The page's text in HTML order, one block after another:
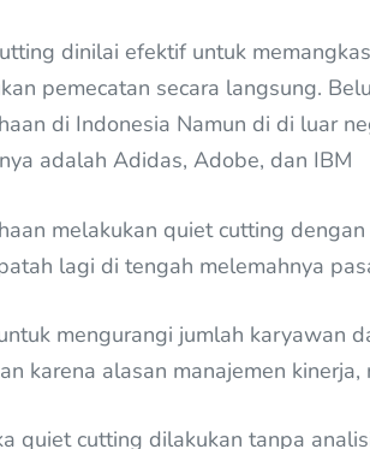
dinilai efektif untuk
pemecatan secara langsung.
di Indonesia Namun di di luar
adalah Adidas, Adobe, dan IBM
melakukan quiet cutting
lagi di tengah melemahnya
mengurangi jumlah karyawan
karena alasan manajemen
quiet cutting dilakukan tanpa